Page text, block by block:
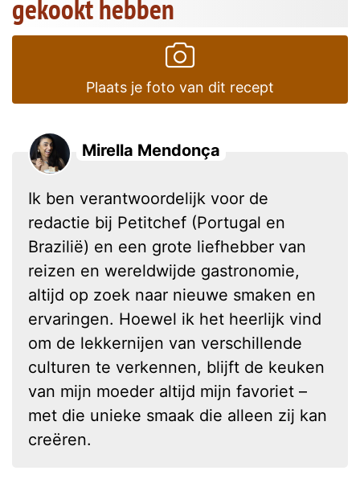
gekookt hebben
Plaats je foto van dit recept
Mirella Mendonça
Ik ben verantwoordelijk voor de
redactie bij Petitchef (Portugal en
Brazilië) en een grote liefhebber van
reizen en wereldwijde gastronomie,
altijd op zoek naar nieuwe smaken en
ervaringen. Hoewel ik het heerlijk vind
om de lekkernijen van verschillende
culturen te verkennen, blijft de keuken
van mijn moeder altijd mijn favoriet –
met die unieke smaak die alleen zij kan
creëren.